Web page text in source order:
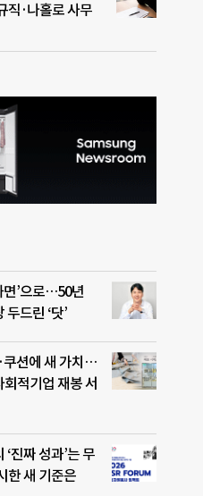
직·나홀로 사무
면’으로…50년
드린 ‘닷’
쿠션에 새 가치…
적기업 재봉 서
진짜 성과’는 무
한 새 기준은